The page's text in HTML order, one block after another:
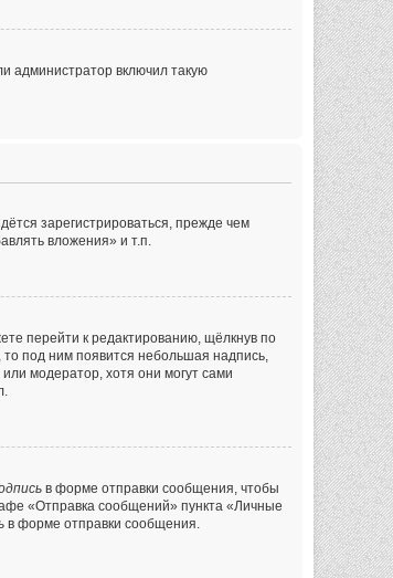
администратор включил такую
зарегистрироваться, прежде чем
вложения» и т.п.
перейти к редактированию, щёлкнув по
то под ним появится небольшая надпись,
модератор, хотя они могут сами
в форме отправки сообщения, чтобы
«Отправка сообщений» пункта «Личные
в форме отправки сообщения.